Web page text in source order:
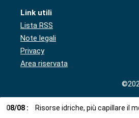
Link utili
Lista RSS
Note legali
Privacy
Area riservata
08/08 : Risorse idriche, più capillare il